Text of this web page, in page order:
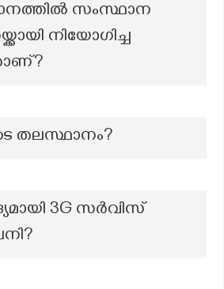
സംസ്ഥാന
നിയോഗിച്ച
തലസ്ഥാനം?
3G സർവിസ്